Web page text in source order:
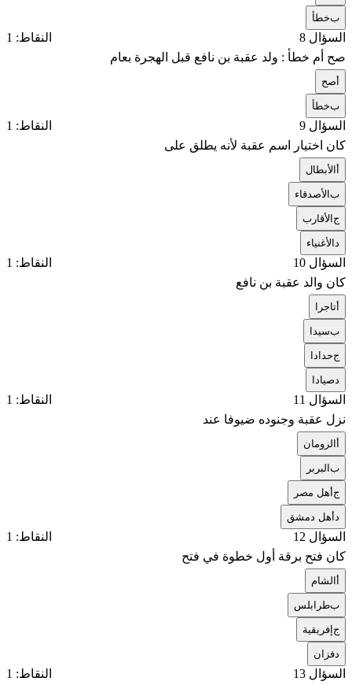
بخطأ
السؤال 8
النقاط: 1
صح أم خطأ : ولد عقبة بن نافع قبل الهجرة بعام
صح
بخطأ
السؤال 9
النقاط: 1
كان اختيار اسم عقبة لأنه يطلق على
الأبطال
بالأصدقاء
جالأقارب
الأغنياء
السؤال 10
النقاط: 1
كان والد عقبة بن نافع
تاجرا
بسيدا
جحدادا
صيادا
السؤال 11
النقاط: 1
نزل عقبة وجنوده ضيوفا عند
الرومان
بالبربر
جأهل مصر
أهل دمشق
السؤال 12
النقاط: 1
كان فتح برقة أول خطوة في فتح
الشام
بطرابلس
جإفريقية
فزان
السؤال 13
النقاط: 1